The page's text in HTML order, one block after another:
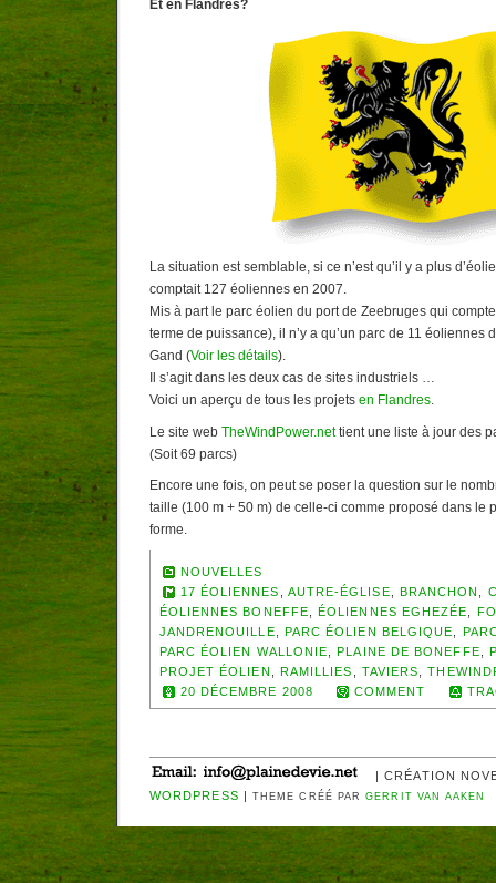
Et en Flandres?
La situation est semblable, si ce n’est qu’il y a plus
comptait 127 éoliennes en 2007.
Mis à part le parc éolien du port de Zeebruges qui
terme de puissance), il n’y a qu’un parc de 11 éoliennes
Gand (Voir les détails).
Il s’agit dans les deux cas de sites industriels …
Voici un aperçu de tous les projets en Flandres.
Le site web TheWindPower.nettient une liste à jour des
(Soit 69 parcs)
Encore une fois, on peut se poser la question sur le
taille (100 m + 50 m) de celle-ci comme proposé dans le
forme.
NOUVELLES
17 ÉOLIENNES
AUTRE-ÉGLISE BRANCHON
ÉOLIENNES BONEFFE ,ÉOLIENNES EGHEZÉE
JANDRENOUILLE
PARC ÉOLIEN BELGIQUE
PARC ÉOLIEN WALLONIE ,PLAINE DE BONEFFE
PROJET ÉOLIEN
RAMILLIES TAVIERS ,
20 DÉCEMBRE 2008
COMMENT
| CRÉATION
WORDPRESS
THEME CRÉÉ PARGERRIT VAN AAKEN